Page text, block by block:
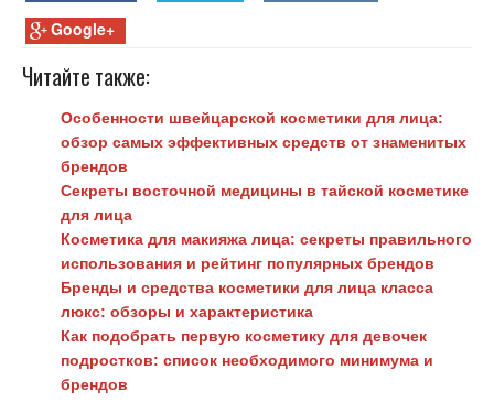
Google+
Читайте также:
Особенности швейцарской косметики для лица:
обзор самых эффективных средств от знаменитых
брендов
Секреты восточной медицины в тайской косметике
для лица
Косметика для макияжа лица: секреты правильного
использования и рейтинг популярных брендов
Бренды и средства косметики для лица класса
люкс: обзоры и характеристика
Как подобрать первую косметику для девочек
подростков: список необходимого минимума и
брендов